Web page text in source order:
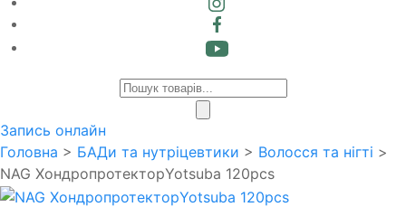
Products
Запись онлайн
Головна > БАДи та нутріцевтики > Волосся та нігті >
NAG ХондропротекторYotsuba 120pcs